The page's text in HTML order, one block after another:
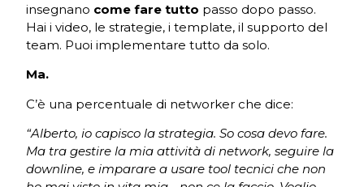
insegnano come fare tutto passo dopo passo.
Hai i video, le strategie, i template, il supporto del
team. Puoi implementare tutto da solo.
Ma.
C’è una percentuale di networker che dice:
“Alberto, io capisco la strategia. So cosa devo fare.
Ma tra gestire la mia attività di network, seguire la
downline, e imparare a usare tool tecnici che non